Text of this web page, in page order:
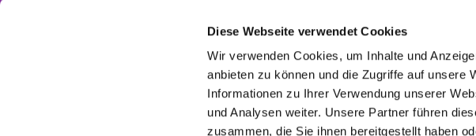
Diese Webseite verwendet Cookies
Wir verwenden Cookies, um Inhalte und
anbieten zu können und die Zugriffe auf unsere
Informationen zu Ihrer Verwendung unserer
und Analysen weiter. Unsere Partner führen
zusammen, die Sie ihnen bereitgestellt haben
DE68